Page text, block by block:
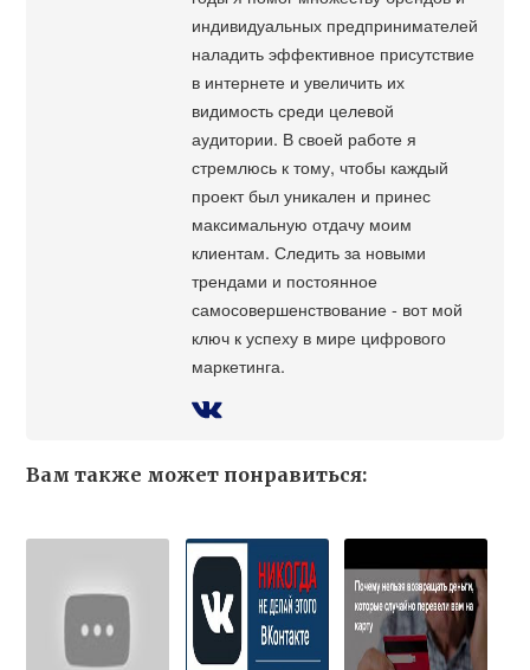
индивидуальных предпринимателей
наладить эффективное присутствие
в интернете и увеличить их
видимость среди целевой
аудитории. В своей работе я
стремлюсь к тому, чтобы каждый
проект был уникален и принес
максимальную отдачу моим
клиентам. Следить за новыми
трендами и постоянное
самосовершенствование - вот мой
ключ к успеху в мире цифрового
маркетинга.
Вам также может понравиться: